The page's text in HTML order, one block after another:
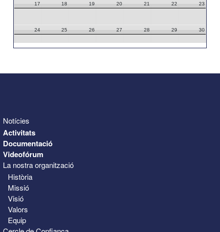
17 18 19 20 21 22 23
24 25 26 27 28 29 30
Notícies
Activitats
Documentació
Videofórum
La nostra organització
Història
Missió
Visió
Valors
Equip